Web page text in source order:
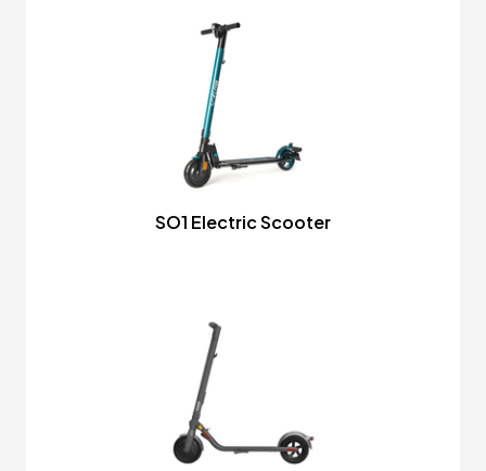
SO1 Electric Scooter